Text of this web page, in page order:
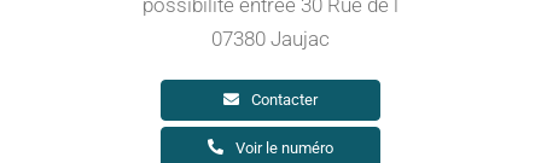
07380 Jaujac
Contacter
Voir le numéro